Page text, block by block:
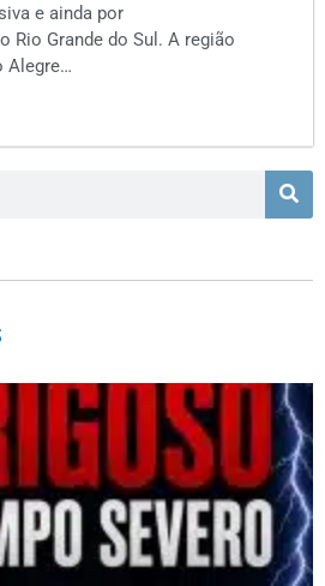
e ainda por
Rio Grande do Sul. A região
Alegre…